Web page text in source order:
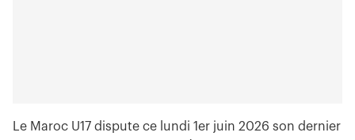
Le Maroc U17 dispute ce lundi 1er juin 2026 son dernier